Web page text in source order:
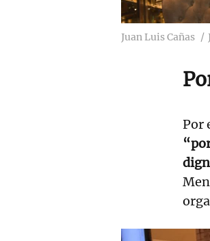
Juan Luis Cañas
Por